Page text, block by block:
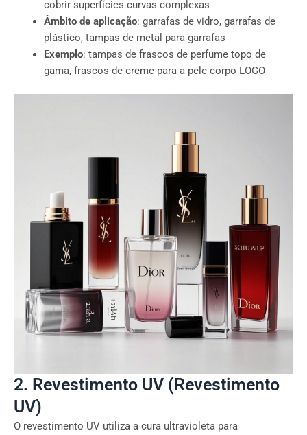
cobrir superfícies curvas complexas
Âmbito de aplicação: garrafas de vidro, garrafas de
plástico, tampas de metal para garrafas
Exemplo: tampas de frascos de perfume topo de
gama, frascos de creme para a pele corpo LOGO
2. Revestimento UV (Revestimento
UV)
O revestimento UV utiliza a cura ultravioleta para